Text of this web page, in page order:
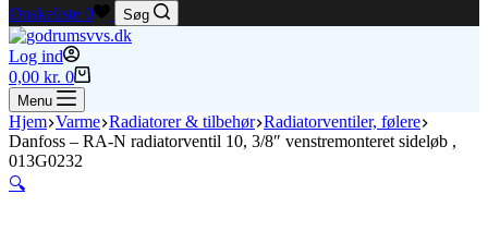
Ønskeliste 0 Søg
Log ind
Indkøbskurv
0,00 kr. 0
Menu
Hjem Varme Radiatorer & tilbehør Radiatorventiler, følere
Danfoss – RA-N radiatorventil 10, 3/8″ venstremonteret sideløb ,
013G0232
🔍